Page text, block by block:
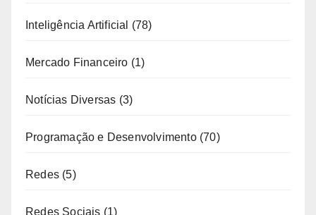
Inteligência Artificial (78)
Mercado Financeiro (1)
Notícias Diversas (3)
Programação e Desenvolvimento(70)
Redes (5)
Redes Sociais (1)